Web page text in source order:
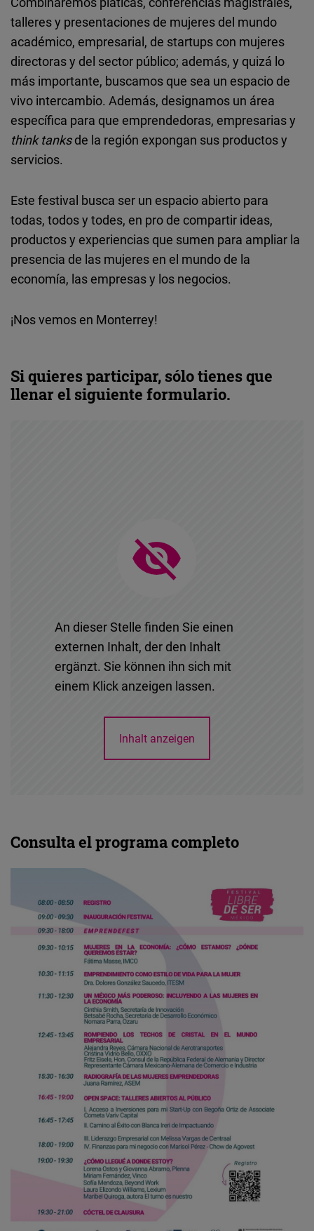
talleres y presentaciones de mujeres del mundo
académico, empresarial, de startups con mujeres
directoras y del sector público; además, y quizá lo
más importante, buscamos que sea un espacio de
vivo intercambio. Además, designamos un área
específica para que emprendedoras, empresarias y
think tanksde la región expongan sus productos y
servicios.
Este festival busca ser un espacio abierto para
todas, todos y todes, en pro de compartir ideas,
productos y experiencias que sumen para ampliar la
presencia de las mujeres en el mundo de la
economía, las empresas y los negocios.
¡Nos vemos en Monterrey!
Si quieres participar, sólo tienes que
llenar el siguiente formulario.
An dieser Stelle finden Sie einen
externen Inhalt, der den Inhalt
ergänzt. Sie können ihn sich mit
einem Klick anzeigen lassen.
Inhalt anzeigen
Consulta el programa completo